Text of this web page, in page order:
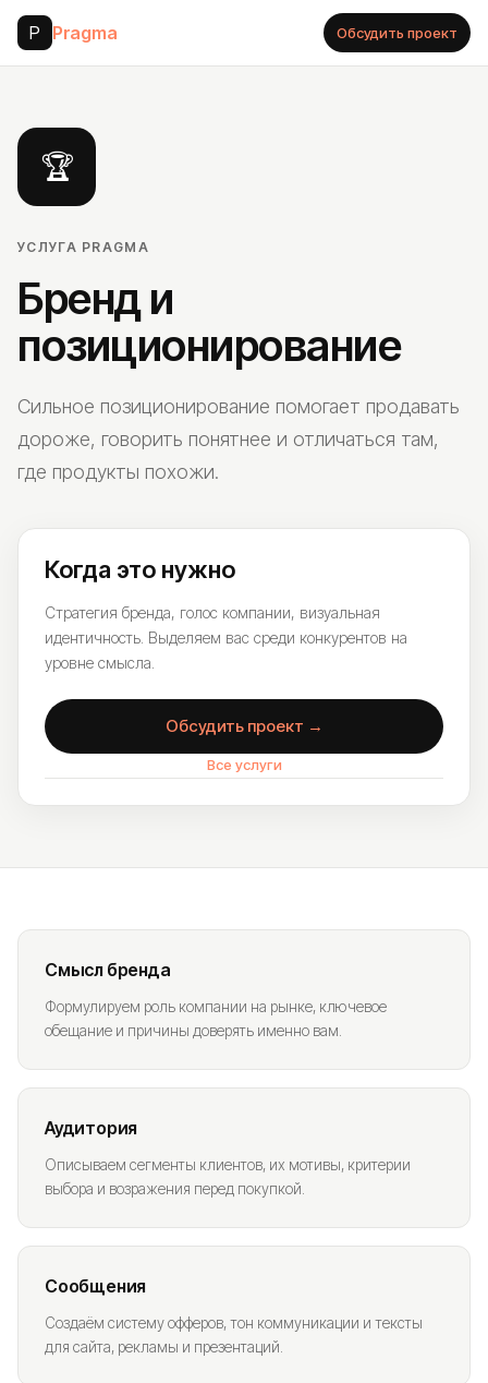
P Pragma Обсудить проект
🏆
УСЛУГА PRAGMA
Бренд и
позиционирование
Сильное позиционирование помогает продавать
дороже, говорить понятнее и отличаться там,
где продукты похожи.
Когда это нужно
Стратегия бренда, голос компании, визуальная
идентичность. Выделяем вас среди конкурентов на
уровне смысла.
Обсудить проект →
Все услуги
Смысл бренда
Формулируем роль компании на рынке, ключевое
обещание и причины доверять именно вам.
Аудитория
Описываем сегменты клиентов, их мотивы, критерии
выбора и возражения перед покупкой.
Сообщения
Создаём систему офферов, тон коммуникации и тексты
для сайта, рекламы и презентаций.